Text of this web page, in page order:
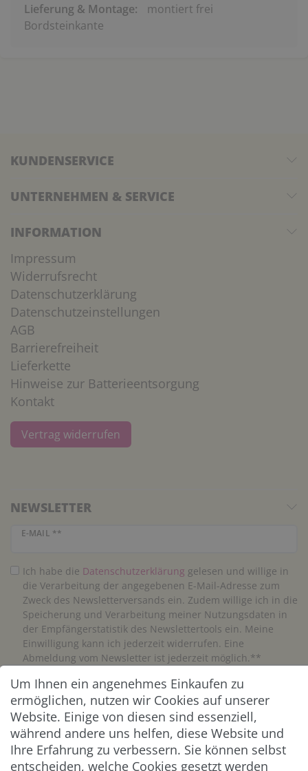
Lieferung & Montage:
montiert frei
Bordsteinkante
KUNDENSERVICE
UNTERNEHMEN & SERVICE
INFORMATION
Impressum
Widerrufsrecht
Datenschutzerklärung
Datenschutzeinstellungen
AGB
Barrierefreiheit
Lieferkette
Hinweise zur Batterieentsorgung
Kontakt
Vertrag widerrufen
NEWSLETTER
E-MAIL **
Newsletter Honig
Ich habe die Daten­schutz­erklärung gelesen und willige in
die Verarbeitung der angegebenen E-Mail-Adresse zum
Zweck des Newsletterversands ein. Zudem willige ich in die
Speicherung und Verarbeitung meiner Nutzungsdaten in
der Empfängerstatistik des Newslettertools ein. Meine
Einwilligung kann ich jederzeit widerrufen. Eine
Abmeldung vom Newsletter ist jederzeit möglich.**
Abonnieren
** Hierbei handelt es sich um ein Pflichtfeld.
Um Ihnen ein angenehmes Einkaufen zu
ermöglichen, nutzen wir Cookies auf unserer
Website. Einige von diesen sind essenziell,
während andere uns helfen, diese Website und
Ihre Erfahrung zu verbessern. Sie können selbst
entscheiden, welche Cookies gesetzt werden